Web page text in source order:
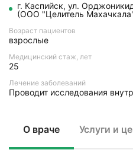
г. Каспийск, ул.
(ООО "Целитель
Возраст пациентов
взрослые
Медицинский стаж, лет
25
Лечение заболеваний
Проводит исследования
О враче Услуги и